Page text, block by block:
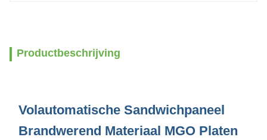
Productbeschrijving
Volautomatische Sandwichpaneel
Brandwerend Materiaal MGO Platen